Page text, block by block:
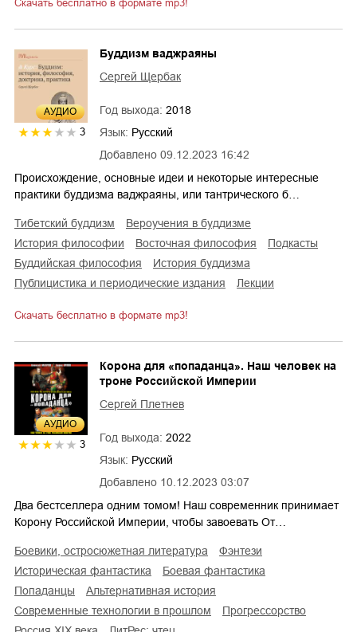
Скачать бесплатно в формате mp3!
AУДИО
3
Добавлено 09.12.2023 16:42
Буддизм ваджраяны
Сергей Щербак
Год выхода: 2018
Язык: Русский
Происхождение, основные идеи и некоторые интересные
практики буддизма ваджраяны, или тантрического б…
тибетский буддизм
вероучения в буддизме
история философии
восточная философия
подкасты
буддийская философия
история буддизма
публицистика и периодические издания
лекции
Скачать бесплатно в формате mp3!
AУДИО
3
Добавлено 10.12.2023 03:07
Корона для «попаданца». Наш человек на
троне Российской Империи
Сергей Плетнев
Год выхода: 2022
Язык: Русский
Два бестселлера одним томом! Наш современник принимает
Корону Российской Империи, чтобы завоевать От…
боевики, остросюжетная литература
фэнтези
историческая фантастика
боевая фантастика
попаданцы
альтернативная история
современные технологии в прошлом
прогрессорство